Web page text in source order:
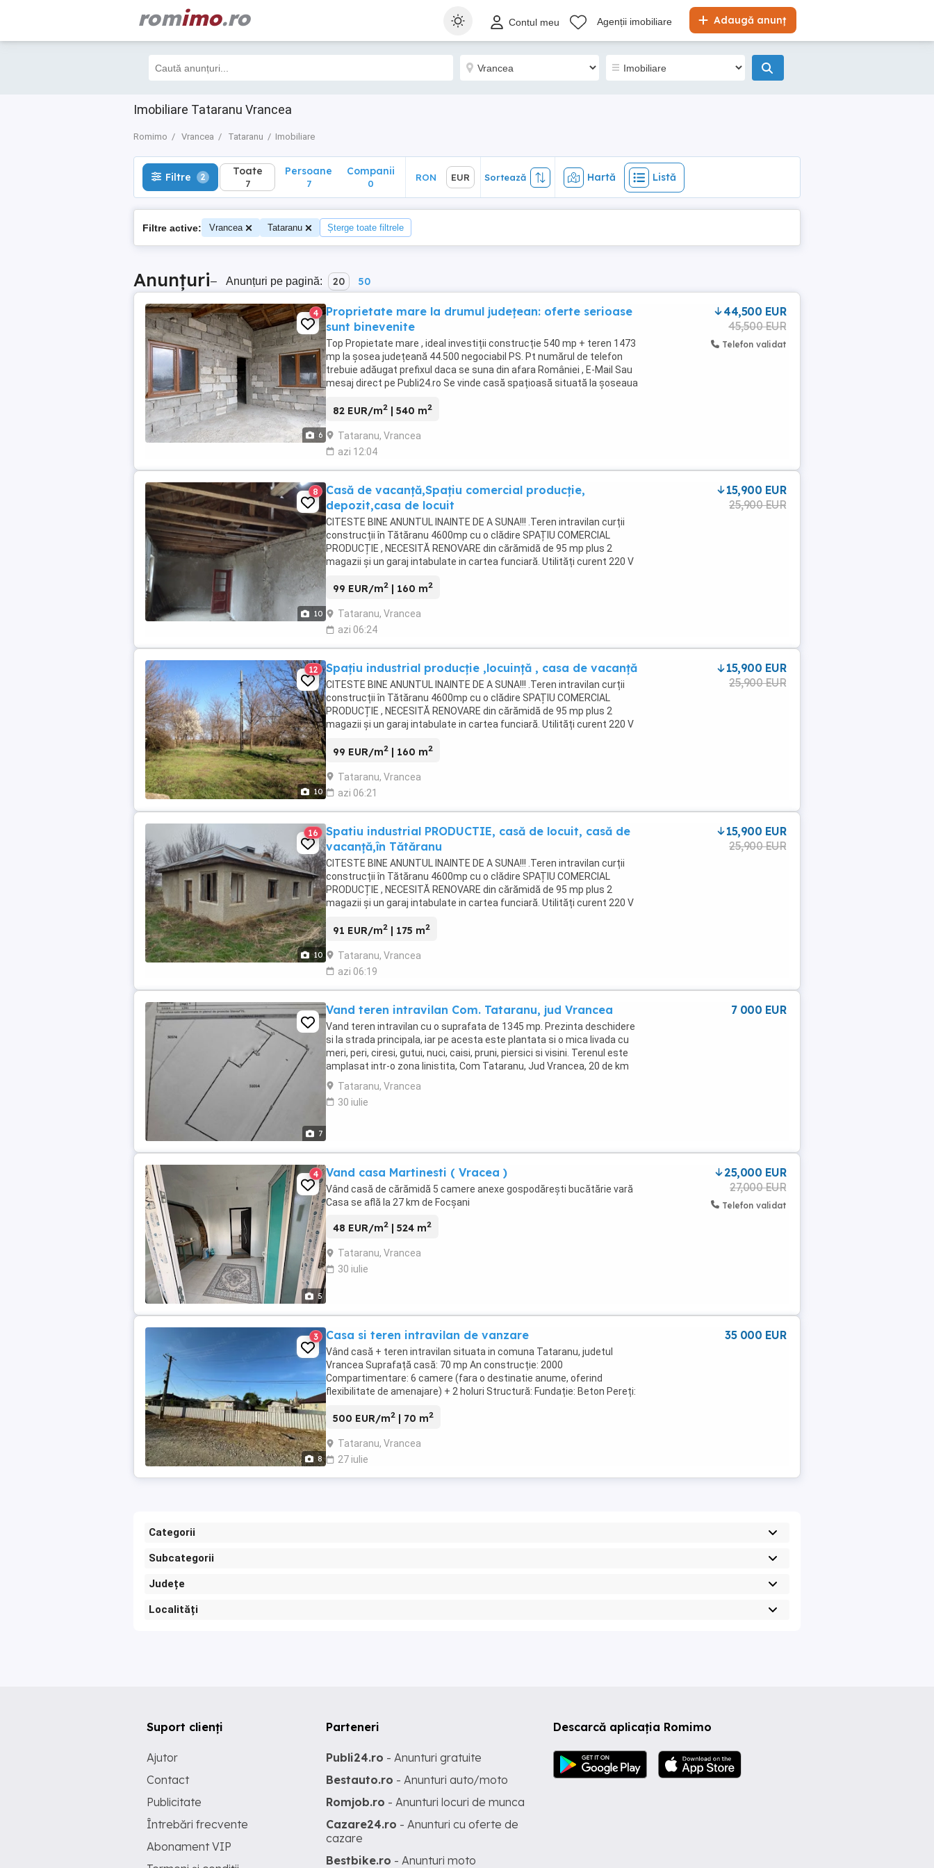
romimo.ro Adaugă anunț
Contul meu Agenții imobiliare
Imobiliare Tataranu Vrancea
Romimo Vrancea Tataranu Imobiliare
Filtre 2 Toate
7
EUR Sortează Hartă Listă
Filtre 2 Toate
7
Persoane
7
Companii
0
RON EUR Sortează Hartă Listă
Filtre active: Vrancea Tataranu Șterge toate filtrele
Anunțuri– Anunțuri pe pagină: 20 50
6
4
Proprietate mare la drumul județean: oferte serioase
sunt binevenite
Top Propietate mare , ideal investiții construcție 540 mp + teren 1473
mp la șosea județeană 44.500 negociabil PS. Pt numărul de telefon
trebuie adăugat prefixul daca se suna din afara României , E-Mail Sau
mesaj direct pe Publi24.ro Se vinde casă spațioasă situată la șoseaua
82 EUR/m2 | 540 m2
Tataranu, Vrancea
azi 12:04
44,500 EUR
45,500 EUR
Telefon validat
10
8
Casă de vacanță,Spațiu comercial producție,
depozit,casa de locuit
CITESTE BINE ANUNTUL INAINTE DE A SUNA!!! .Teren intravilan curții
construcții în Tătăranu 4600mp cu o clădire SPAȚIU COMERCIAL
PRODUCȚIE , NECESITĂ RENOVARE din cărămidă de 95 mp plus 2
magazii și un garaj intabulate in cartea funciară. Utilități curent 220 V
99 EUR/m2 | 160 m2
Tataranu, Vrancea
azi 06:24
15,900 EUR
25,900 EUR
10
12 Spațiu industrial producție ,locuință , casa de vacanță
CITESTE BINE ANUNTUL INAINTE DE A SUNA!!! .Teren intravilan curții
construcții în Tătăranu 4600mp cu o clădire SPAȚIU COMERCIAL
PRODUCȚIE , NECESITĂ RENOVARE din cărămidă de 95 mp plus 2
magazii și un garaj intabulate in cartea funciară. Utilități curent 220 V
99 EUR/m2 | 160 m2
Tataranu, Vrancea
azi 06:21
15,900 EUR
25,900 EUR
10
16
Spatiu industrial PRODUCTIE, casă de locuit, casă de
vacanță,în Tătăranu
CITESTE BINE ANUNTUL INAINTE DE A SUNA!!! .Teren intravilan curții
construcții în Tătăranu 4600mp cu o clădire SPAȚIU COMERCIAL
PRODUCȚIE , NECESITĂ RENOVARE din cărămidă de 95 mp plus 2
magazii și un garaj intabulate in cartea funciară. Utilități curent 220 V
91 EUR/m2 | 175 m2
Tataranu, Vrancea
azi 06:19
15,900 EUR
25,900 EUR
7
Vand teren intravilan Com. Tataranu, jud Vrancea
Vand teren intravilan cu o suprafata de 1345 mp. Prezinta deschidere
si la strada principala, iar pe acesta este plantata si o mica livada cu
meri, peri, ciresi, gutui, nuci, caisi, pruni, piersici si visini. Terenul este
amplasat intr-o zona linistita, Com Tataranu, Jud Vrancea, 20 de km
distanta fata ...
Tataranu, Vrancea
30 iulie
7 000 EUR
5
4 Vand casa Martinesti ( Vracea )
Vând casă de cărămidă 5 camere anexe gospodărești bucătărie vară
Casa se află la 27 km de Focșani
48 EUR/m2 | 524 m2
Tataranu, Vrancea
30 iulie
25,000 EUR
27,000 EUR
Telefon validat
8
3 Casa si teren intravilan de vanzare
Vând casă + teren intravilan situata in comuna Tataranu, judetul
Vrancea Suprafață casă: 70 mp An construcție: 2000
Compartimentare: 6 camere (fara o destinatie anume, oferind
flexibilitate de amenajare) + 2 holuri Structură: Fundație: Beton Pereți:
500 EUR/m2 | 70 m2
Tataranu, Vrancea
27 iulie
35 000 EUR
Categorii
Subcategorii
Județe
Localități
Descarcă aplicația Romimo
Suport clienți
Ajutor
Contact
Publicitate
Întrebări frecvente
Abonament VIP
Parteneri
Publi24.ro - Anunturi gratuite
Bestauto.ro - Anunturi auto/moto
Romjob.ro - Anunturi locuri de munca
Cazare24.ro - Anunturi cu oferte de
cazare
Bestbike.ro - Anunturi moto